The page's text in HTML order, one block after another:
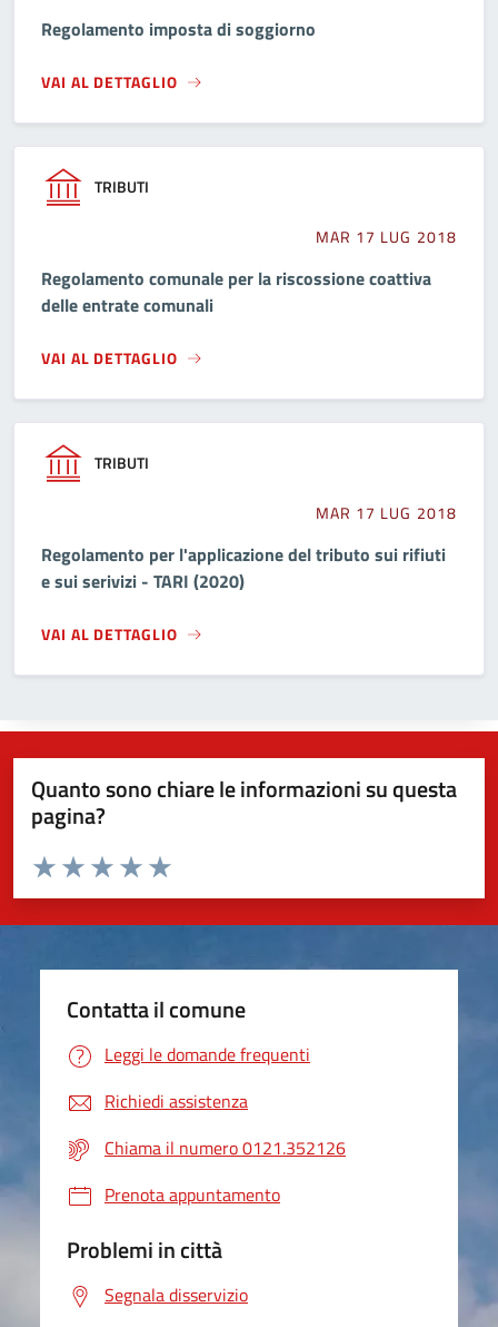
Regolamento imposta di soggiorno
VAI AL DETTAGLIO
TRIBUTI
MAR 17 LUG 2018
Regolamento comunale per la riscossione coattiva
delle entrate comunali
VAI AL DETTAGLIO
TRIBUTI
MAR 17 LUG 2018
Regolamento per l'applicazione del tributo sui rifiuti
e sui serivizi - TARI (2020)
VAI AL DETTAGLIO
Quanto sono chiare le informazioni su questa
pagina?
Valuta da 1 a 5 stelle la pagina
Valuta 5 stelle su 5
Valuta 4 stelle su 5
Valuta 3 stelle su 5
Valuta 2 stelle su 5
Valuta 1 stelle su 5
Contatta il comune
Leggi le domande frequenti
Richiedi assistenza
Chiama il numero 0121.352126
Prenota appuntamento
Problemi in città
Segnala disservizio